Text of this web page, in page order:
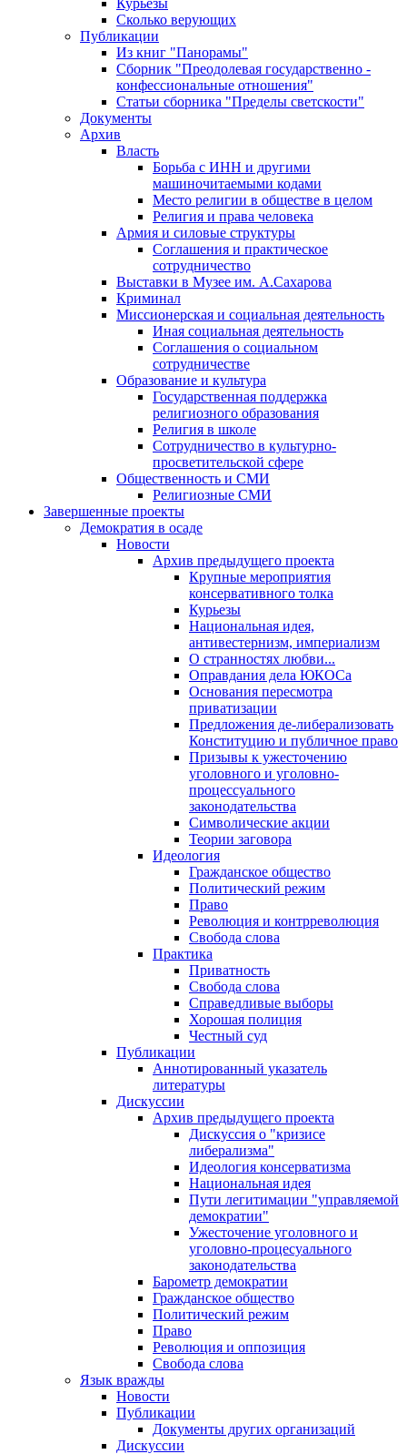
Курьезы
Сколько верующих
Публикации
Из книг "Панорамы"
Сборник "Преодолевая государственно -
конфессиональные отношения"
Статьи сборника "Пределы светскости"
Документы
Архив
Власть
Борьба с ИНН и другими
машиночитаемыми кодами
Место религии в обществе в целом
Религия и права человека
Армия и силовые структуры
Соглашения и практическое
сотрудничество
Выставки в Музее им. А.Сахарова
Криминал
Миссионерская и социальная деятельность
Иная социальная деятельность
Соглашения о социальном
сотрудничестве
Образование и культура
Государственная поддержка
религиозного образования
Религия в школе
Сотрудничество в культурно-
просветительской сфере
Общественность и СМИ
Религиозные СМИ
Завершенные проекты
Демократия в осаде
Новости
Архив предыдущего проекта
Крупные мероприятия
консервативного толка
Курьезы
Национальная идея,
антивестернизм, империализм
О странностях любви...
Оправдания дела ЮКОСа
Основания пересмотра
приватизации
Предложения де-либерализовать
Конституцию и публичное право
Призывы к ужесточению
уголовного и уголовно-
процессуального
законодательства
Символические акции
Теории заговора
Идеология
Гражданское общество
Политический режим
Право
Революция и контрреволюция
Свобода слова
Практика
Приватность
Свобода слова
Справедливые выборы
Хорошая полиция
Честный суд
Публикации
Аннотированный указатель
литературы
Дискуссии
Архив предыдущего проекта
Дискуссия о "кризисе
либерализма"
Идеология консерватизма
Национальная идея
Пути легитимации "управляемой
демократии"
Ужесточение уголовного и
уголовно-процесуального
законодательства
Барометр демократии
Гражданское общество
Политический режим
Право
Революция и оппозиция
Свобода слова
Язык вражды
Новости
Публикации
Документы других организаций
Дискуссии